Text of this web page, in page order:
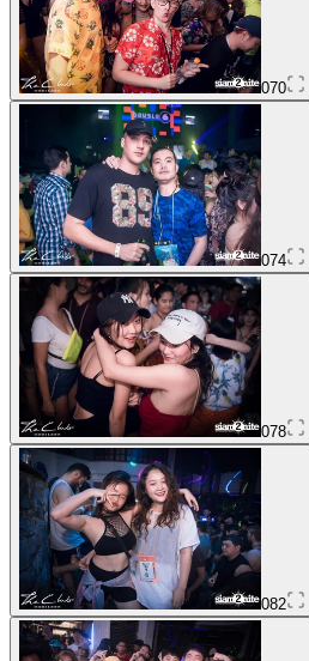
070
074
078
082